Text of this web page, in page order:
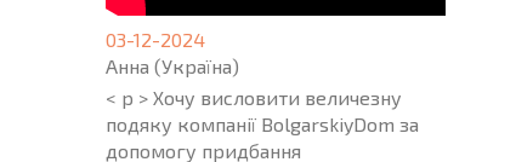
03-12-2024
Анна (Україна)
< p > Хочу висловити величезну
подяку компанії BolgarskiyDom за
допомогу придбання